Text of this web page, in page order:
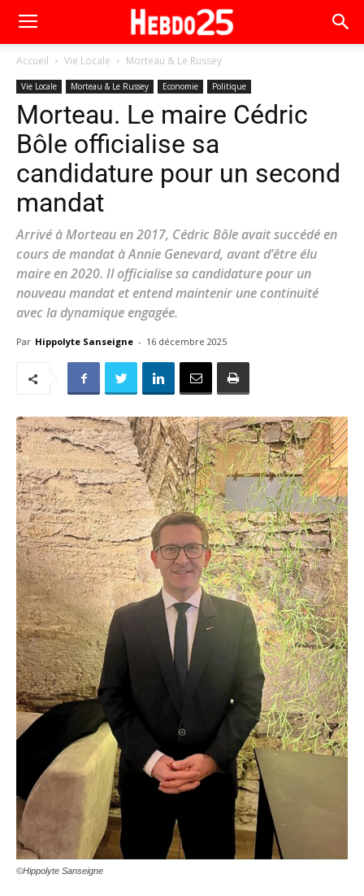
Accueil Vie Locale Morteau & Le Russey
Vie Locale Morteau & Le Russey Economie Politique
Morteau. Le maire Cédric
Bôle officialise sa
candidature pour un second
mandat
Arrivé à Morteau en 2017, Cédric Bôle avait succédé en
cours de mandat à Annie Genevard, avant d’être élu
maire en 2020. Il officialise sa candidature pour un
nouveau mandat et entend maintenir une continuité
avec la dynamique engagée.
Par Hippolyte Sanseigne - 16 décembre 2025
©Hippolyte Sanseigne